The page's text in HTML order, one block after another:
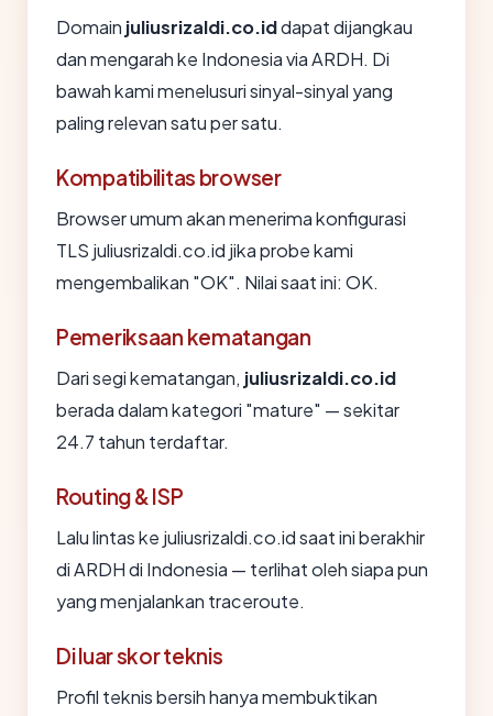
Domain juliusrizaldi.co.iddapat dijangkau
dan mengarah ke Indonesia via ARDH. Di
bawah kami menelusuri sinyal-sinyal yang
paling relevan satu per satu.
Kompatibilitas browser
Browser umum akan menerima konfigurasi
TLS juliusrizaldi.co.id jika probe kami
mengembalikan "OK". Nilai saat ini: OK.
Pemeriksaan kematangan
Dari segi kematangan, juliusrizaldi.co.id
berada dalam kategori "mature" — sekitar
24.7 tahun terdaftar.
Routing & ISP
Lalu lintas ke juliusrizaldi.co.id saat ini berakhir
di ARDH di Indonesia — terlihat oleh siapa pun
yang menjalankan traceroute.
Di luar skor teknis
Profil teknis bersih hanya membuktikan